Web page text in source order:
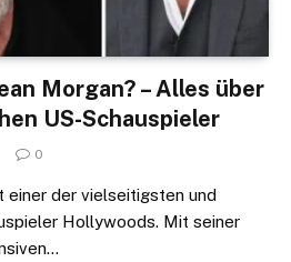
Morgan? – Alles über
US-Schauspieler
0
einer der vielseitigsten und
Hollywoods. Mit seiner